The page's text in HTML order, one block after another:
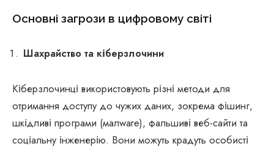
Основні загрози в цифровому світі
Шахрайство та кіберзлочини
Кіберзлочинці використовують різні методи для
отримання доступу до чужих даних, зокрема фішинг,
шкідливі програми (малware), фальшиві веб-сайти та
соціальну інженерію. Вони можуть крадуть особисті